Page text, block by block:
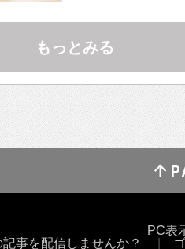
Bose並み
もっとみる
PC表
事を配信しませんか？